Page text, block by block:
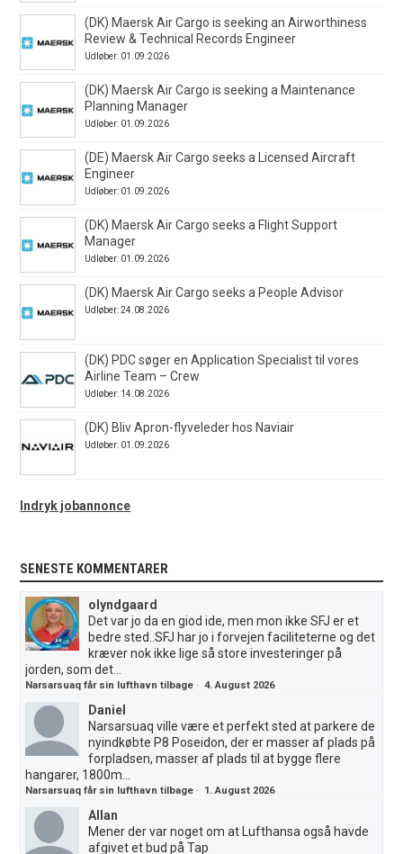
(DK) Maersk Air Cargo is seeking an Airworthiness
Review & Technical Records Engineer
Udløber: 01.09.2026
(DK) Maersk Air Cargo is seeking a Maintenance
Planning Manager
Udløber: 01.09.2026
(DE) Maersk Air Cargo seeks a Licensed Aircraft
Engineer
Udløber: 01.09.2026
(DK) Maersk Air Cargo seeks a Flight Support
Manager
Udløber: 01.09.2026
(DK) Maersk Air Cargo seeks a People Advisor
Udløber: 24.08.2026
(DK) PDC søger en Application Specialist til vores
Airline Team – Crew
Udløber: 14.08.2026
(DK) Bliv Apron-flyveleder hos Naviair
Udløber: 01.09.2026
Indryk jobannonce
SENESTE KOMMENTARER
olyndgaard
Det var jo da en giod ide, men mon ikke SFJ er et
bedre sted..SFJ har jo i forvejen faciliteterne og det
kræver nok ikke lige så store investeringer på
jorden, som det...
Narsarsuaq får sin lufthavn tilbage ·4. August 2026
Daniel
Narsarsuaq ville være et perfekt sted at parkere de
nyindkøbte P8 Poseidon, der er masser af plads på
forpladsen, masser af plads til at bygge flere
hangarer, 1800m...
Narsarsuaq får sin lufthavn tilbage · 1. August 2026
Allan
Mener der var noget om at Lufthansa også havde
afgivet et bud på Tap